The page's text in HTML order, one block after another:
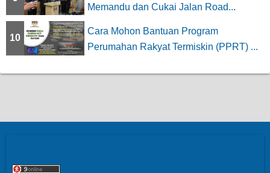
Memandu dan Cukai Jalan Road...
10
Cara Mohon Bantuan Program
Perumahan Rakyat Termiskin (PPRT) ...